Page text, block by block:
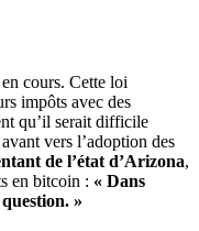
cours. Cette loi
impôts avec des
qu’il serait difficile
vers l’adoption des
de l’état d’Arizona,
en bitcoin : « Dans
»